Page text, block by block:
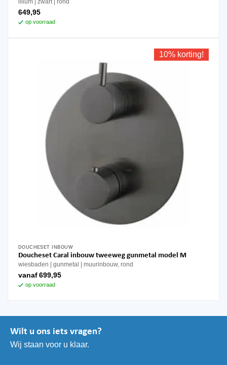
649,95
op voorraad
10% korting!
DOUCHESET INBOUW
Doucheset Caral inbouw tweeweg gunmetal model M
wiesbaden gunmetal muurinbouw, rond
vanaf 699,95
op voorraad
Dit
product
gekozen
worden
Wilt u ons iets vragen?
Wij staan voor u klaar.